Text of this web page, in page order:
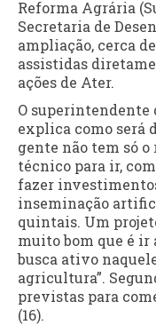
Reforma Agrária
Secretaria de
ampliação, cerca
assistidas
ações de Ater.
O superintendente
explica como será
gente não tem só o
técnico para ir,
fazer
inseminação
quintais. Um
muito bom que é ir
busca ativo
agricultura”.
previstas para
(16).